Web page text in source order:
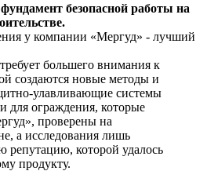
безопасной работы на
у компании «Мергуд» - лучший
большего внимания к
создаются новые методы и
улавливающие системы
для ограждения, которые
проверены на
а исследования лишь
репутацию, которой удалось
продукту.